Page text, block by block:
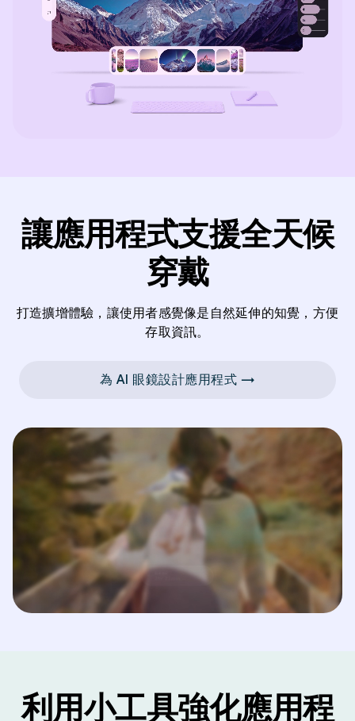
讓應用程式支援全天候
穿戴
打造擴增體驗，讓使用者感覺像是自然延伸的知覺，方便
存取資訊。
為 AI 眼鏡設計應用程式 →
利用小工具強化應用程